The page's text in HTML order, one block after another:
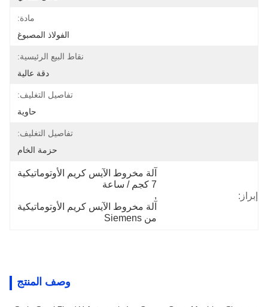
مادة:
الفولاذ المصبوغ
نقاط البيع الرئيسية:
دقة عالية
تفاصيل التغليف:
حاوية
تفاصيل التغليف:
حزمة الخام
إبراز:
آلة مخروط الآيس كريم الأوتوماتيكية
7 كجم / ساعة
,
آلة مخروط الآيس كريم الأوتوماتيكية
من Siemens
وصف المنتج